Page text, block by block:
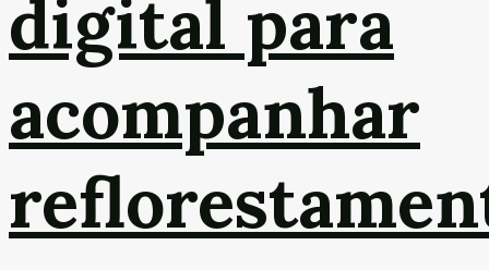
digital para
acompanhar